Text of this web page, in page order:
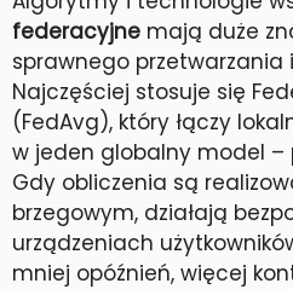
federacyjne mają duże
sprawnego
Najczęściej stosuje się
(FedAvg), który łączy
w jeden globalny model –
Gdy obliczenia są
brzegowym, działają
urządzeniach
mniej opóźnień, więcej